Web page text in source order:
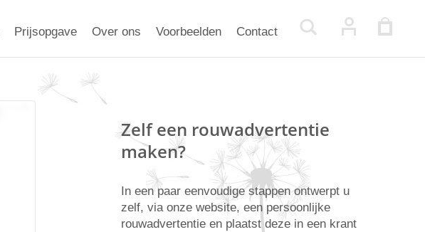
Prijsopgave Over ons Voorbeelden Contact
Zelf een rouwadvertentie
maken?
In een paar eenvoudige stappen ontwerpt u
zelf, via onze website, een persoonlijke
rouwadvertentie en plaatst deze in een krant